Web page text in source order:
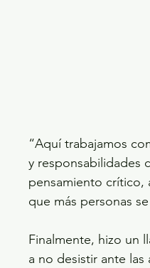
“Aquí trabajamos
y responsabilidades
pensamiento crítico,
que más personas
Finalmente, hizo un
a no desistir ante las